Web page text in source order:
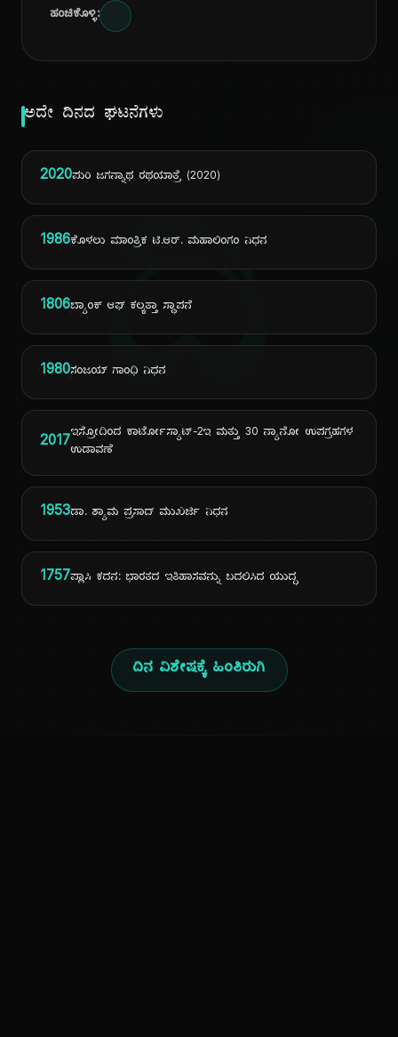
ದಿ
ಹಂಚಿಕೊಳ್ಳಿ:
ಅದೇ ದಿನದ ಘಟನೆಗಳು
2020ಪುರಿ ಜಗನ್ನಾಥ ರಥಯಾತ್ರೆ (2020)
1986ಕೊಳಲು ಮಾಂತ್ರಿಕ ಟಿ.ಆರ್. ಮಹಾಲಿಂಗಂ ನಿಧನ
1806ಬ್ಯಾಂಕ್ ಆಫ್ ಕಲ್ಕತ್ತಾ ಸ್ಥಾಪನೆ
1980ಸಂಜಯ್ ಗಾಂಧಿ ನಿಧನ
2017ಇಸ್ರೋದಿಂದ ಕಾರ್ಟೋಸ್ಯಾಟ್-2ಇ ಮತ್ತು 30 ನ್ಯಾನೋ ಉಪಗ್ರಹಗಳ
ಉಡಾವಣೆ
1953ಡಾ. ಶ್ಯಾಮ ಪ್ರಸಾದ್ ಮುಖರ್ಜಿ ನಿಧನ
1757ಪ್ಲಾಸಿ ಕದನ: ಭಾರತದ ಇತಿಹಾಸವನ್ನು ಬದಲಿಸಿದ ಯುದ್ಧ
ದಿನ ವಿಶೇಷಕ್ಕೆ ಹಿಂತಿರುಗಿ